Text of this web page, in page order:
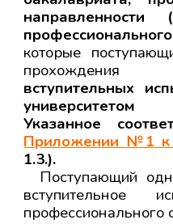
направленности
которые
прохождения
вступительных
Указанное
Приложении №1 к
1.3.).
Поступающий
вступительное
профессионального